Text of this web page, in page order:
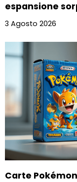
espansione
3 Agosto 2026
Carte